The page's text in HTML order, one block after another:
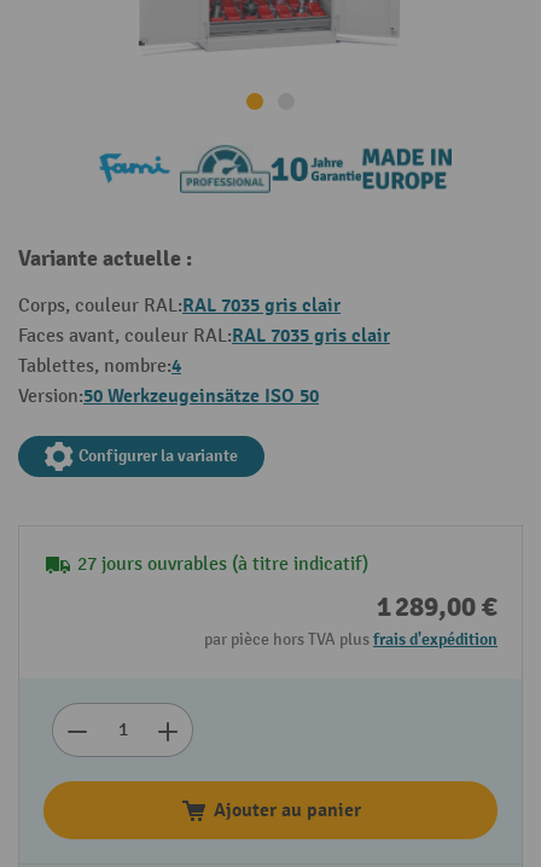
Variante actuelle :
Corps, couleur RAL:RAL 7035 gris clair
Faces avant, couleur RAL:RAL 7035 gris clair
Tablettes, nombre:4
Version:50 Werkzeugeinsätze ISO 50
Configurer la variante
27 jours ouvrables (à titre indicatif)
1 289,00 €
par pièce hors TVA plusfrais d'expédition
Ajouter au panier